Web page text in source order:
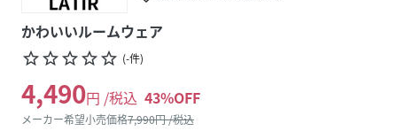
かわいいルームウェア
star_borderstar_borderstar_borderstar_borderstar_border (-件)
4,490円 /税込 43%OFF
メーカー希望小売価格7,990円 /税込